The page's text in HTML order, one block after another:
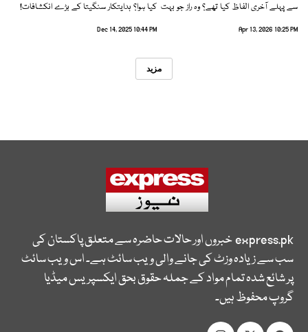
سے پہلے آخری الفاظ کیا تھے؟ وہ راز جو بہت
Apr 13, 2026 10:25 PM
کیا ہوا؟ ہدایتکار سنگیتا کے بڑے انکشافات!
Dec 14, 2025 10:44 PM
مزید
express.pkخبروں اور حالات حاضرہ سے متعلق پاکستان کی
سب سے زیادہ وزٹ کی جانے والی ویب سائٹ ہے۔ اس ویب سائٹ
پر شائع شدہ تمام مواد کے جملہ حقوق بحق ایکسپریس میڈیا
گروپ محفوظ ہیں۔